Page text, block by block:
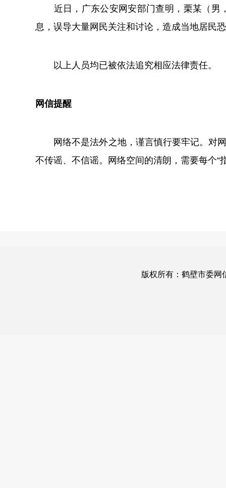
近日，广东公安网安部门查明，栗某（男，
息，误导大量网民关注和讨论，造成当地居民
以上人员均已被依法追究相应法律责任。
网信提醒
网络不是法外之地，谨言慎行要牢记。对网
不传谣、不信谣。网络空间的清朗，需要每个
版权所有：鹤壁市委